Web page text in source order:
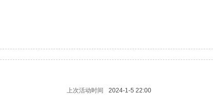
上次活动时间 2024-1-5 22:00